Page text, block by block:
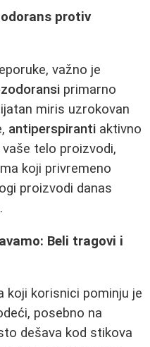
protiv
važno je
primarno
miris uzrokovan
antiperspiranti aktivno
telo proizvodi,
koji privremeno
proizvodi danas
Beli tragovi i
koji korisnici pominju je
posebno na
dešava kod stikova